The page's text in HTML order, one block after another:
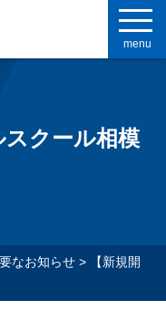
menu
スクール相模
なお知らせ>
【新規開